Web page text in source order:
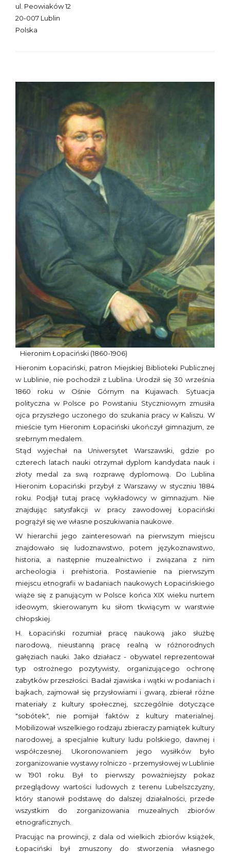
ul. Peowiaków 12
20-007 Lublin
Polska
Hieronim Łopaciński (1860-1906)
Hieronim Łopaciński, patron Miejskiej Biblioteki Publicznej
w Lublinie, nie pochodził z Lublina. Urodził się 30 września
1860 roku w Ośnie Górnym na Kujawach. Sytuacja
polityczna w Polsce po Powstaniu Styczniowym zmusiła
ojca przyszłego uczonego do szukania pracy w Kaliszu. W
mieście tym Hieronim Łopaciński ukończył gimnazjum, ze
srebrnym medalem.
Stąd wyjechał na Uniwersytet Warszawski, gdzie po
czterech latach nauki otrzymał dyplom kandydata nauk i
złoty medal za swą rozprawę dyplomową. Do Lublina
Hieronim Łopaciński przybył z Warszawy w styczniu 1884
roku. Podjął tutaj pracę wykładowcy w gimnazjum. Nie
znajdując satysfakcji w pracy zawodowej Łopaciński
pogrążył się we własne poszukiwania naukowe.
W hierarchii jego zainteresowań na pierwszym miejscu
znajdowało się ludoznawstwo, potem językoznawstwo,
historia, a następnie muzealnictwo i związana z nim
archeologia i prehistoria. Postawienie na pierwszym
miejscu etnografii w badaniach naukowych Łopacińskiego
wiąże się z panującym w Polsce końca XIX wieku nurtem
ideowym, skierowanym ku siłom tkwiącym w warstwie
chłopskiej.
H. Łopaciński rozumiał pracę naukową jako służbę
narodową, nieustanną pracę realną w różnorodnych
gałęziach nauki. Jako działacz - obywatel reprezentował
typ ostrożnego pozytywisty, organizującego ochronę
zabytków przeszłości. Badał zjawiska i wątki w podaniach i
bajkach, zajmował się przysłowiami i gwarą, zbierał różne
materiały z kultury społecznej, szczególnie dotyczące
"sobótek", nie pomijał faktów z kultury materialnej.
Mobilizował wszelkiego rodzaju zbieraczy pamiątek kultury
narodowej, a specjalnie kultury ludu polskiego, dawnej i
współczesnej. Ukoronowaniem jego wysiłków było
zorganizowanie wystawy rolniczo - przemysłowej w Lublinie
w 1901 roku. Był to pierwszy poważniejszy pokaz
przeglądowy wartości ludowych z terenu Lubelszczyzny,
który stanowił podstawę do dalszej działalności, przede
wszystkim do zorganizowania muzealnych zbiorów
etnograficznych.
Pracując na prowincji, z dala od wielkich zbiorów książek,
Łopaciński był zmuszony do stworzenia własnego